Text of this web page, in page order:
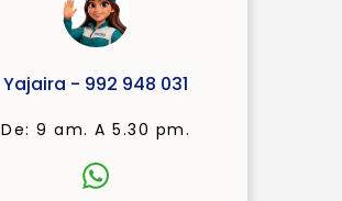
Yajaira - 992 948 031
De: 9 am. A 5.30 pm.